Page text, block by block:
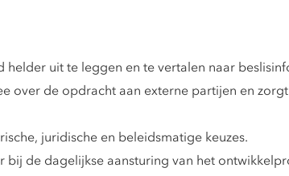
uit te leggen en te vertalen naar
over de opdracht aan externe partijen en
juridische en beleidsmatige keuzes.
de dagelijkse aansturing van het